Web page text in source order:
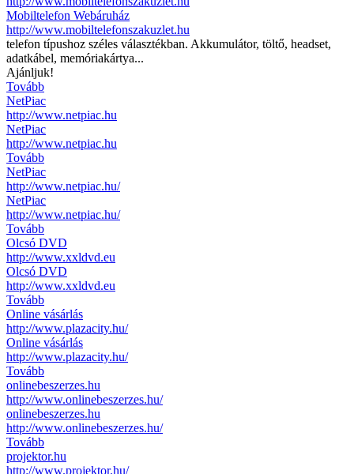
Mobiltelefon Webáruház
http://www.mobiltelefonszakuzlet.hu
telefon típushoz széles választékban. Akkumulátor, töltő, headset,
adatkábel, memóriakártya...
Ajánljuk!
Tovább
NetPiac
http://www.netpiac.hu
NetPiac
http://www.netpiac.hu
Tovább
NetPiac
http://www.netpiac.hu/
NetPiac
http://www.netpiac.hu/
Tovább
Olcsó DVD
http://www.xxldvd.eu
Olcsó DVD
http://www.xxldvd.eu
Tovább
Online vásárlás
http://www.plazacity.hu/
Online vásárlás
http://www.plazacity.hu/
Tovább
onlinebeszerzes.hu
http://www.onlinebeszerzes.hu/
onlinebeszerzes.hu
http://www.onlinebeszerzes.hu/
Tovább
projektor.hu
http://www.projektor.hu/